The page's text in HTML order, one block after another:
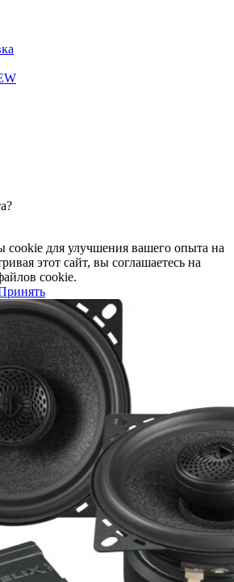
для улучшения вашего опыта на
этот сайт, вы соглашаетесь на
cookie.